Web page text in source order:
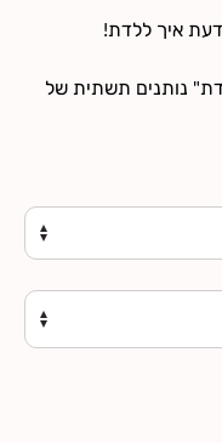
נותנים תשתית של
ומתקדמים יותר,
ככל האפשר –
עמודתוכן הקורס, ואם
מחמשת המפגשים
כולל תרגול דינמי
ההיריון והלידה.